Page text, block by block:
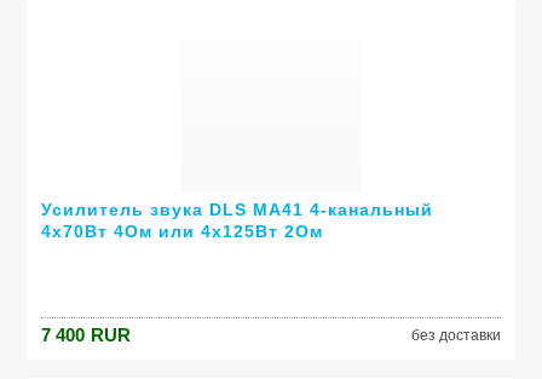
Усилитель звука DLS MA41 4-канальный
4х70Вт 4Ом или 4х125Вт 2Ом
7 400 RUR без доставки